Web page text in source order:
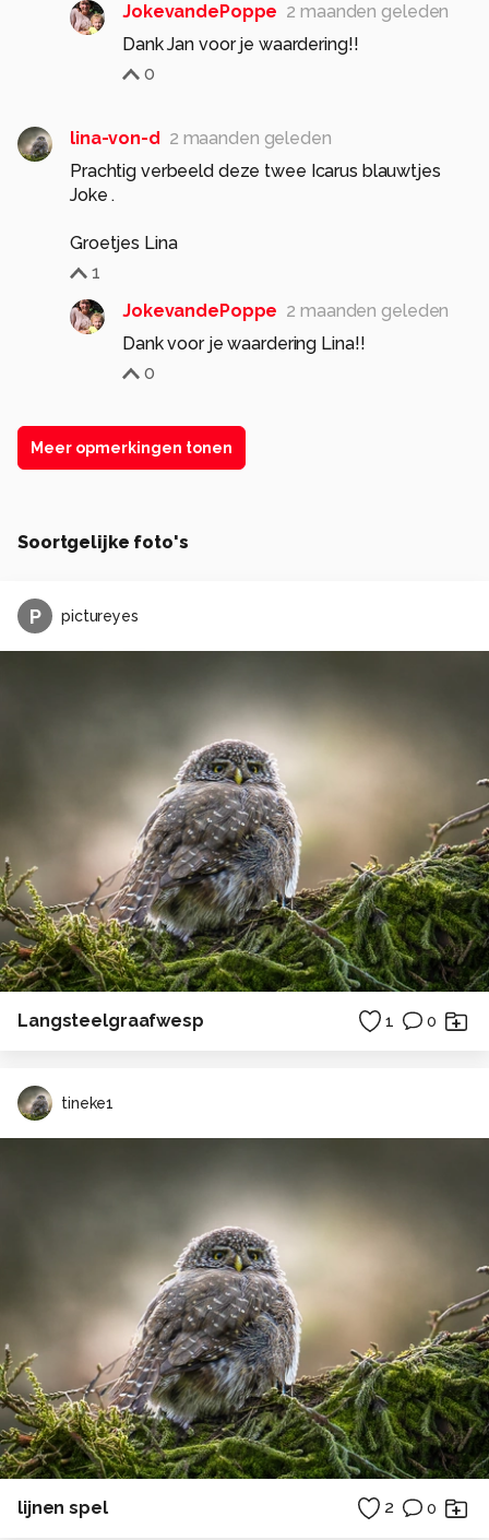
JokevandePoppe 2 maanden geleden
Dank Jan voor je waardering!!
0
lina-von-d 2 maanden geleden
Prachtig verbeeld deze twee Icarus blauwtjes
Joke .
Groetjes Lina
1
JokevandePoppe 2 maanden geleden
Dank voor je waardering Lina!!
0
Meer opmerkingen tonen
Soortgelijke foto's
P pictureyes
Langsteelgraafwesp 1 0
tineke1
lijnen spel 2 0